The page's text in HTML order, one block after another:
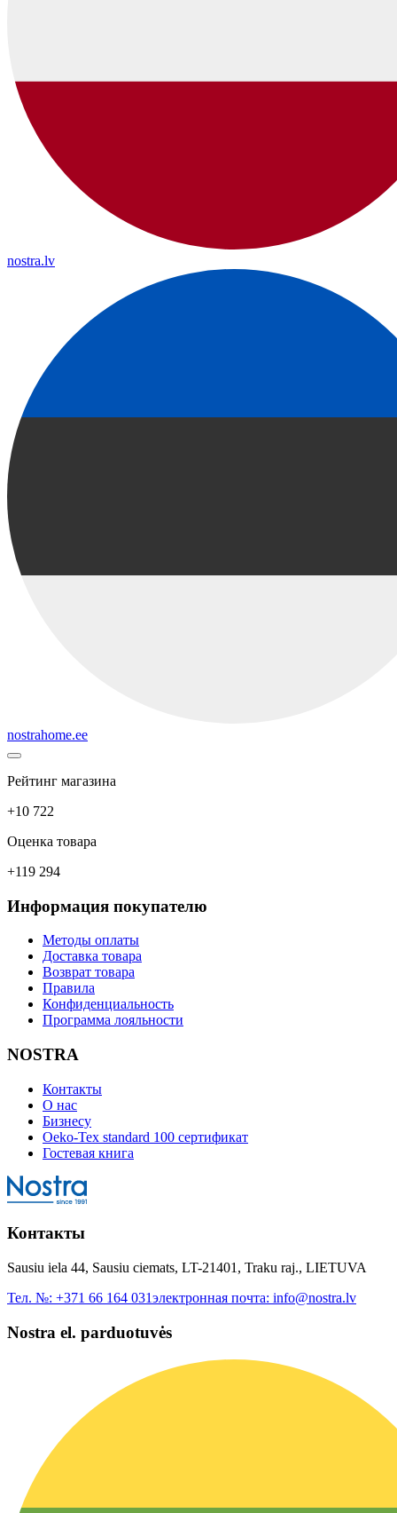
nostra.lv
nostrahome.ee
Рейтинг магазина
+10 722
Оценка товара
+119 294
Информация покупателю
Методы оплаты
Доставка товара
Возврат товара
Правила
Конфиденциальность
Программа лояльности
NOSTRA
Контакты
О нас
Бизнесу
Oeko-Tex standard 100 сертификат
Гостевая книга
Контакты
Sausiu iela 44, Sausiu ciemats, LT-21401, Traku raj., LIETUVA
Тел. №: +371 66 164 031электронная почта: info@nostra.lv
Nostra el. parduotuvės